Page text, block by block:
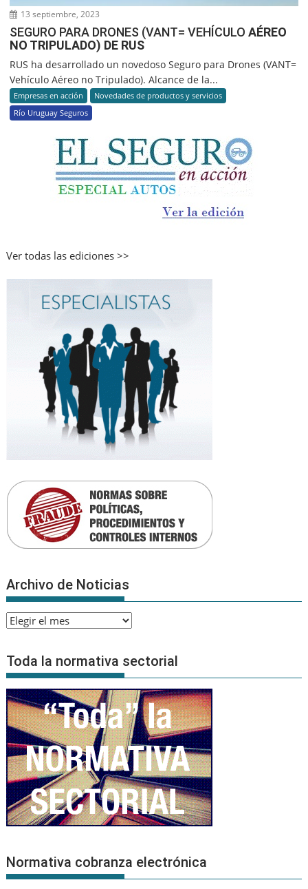
13 septiembre, 2023
SEGURO PARA DRONES (VANT= VEHÍCULOAÉREO
NO TRIPULADO) DE RUS
RUS ha desarrollado un novedoso Seguro para Drones (VANT=
Vehículo Aéreo no Tripulado). Alcance de la...
Empresas en acción
Novedades de productos y servicios
Río Uruguay Seguros
Ver todas las ediciones >>
Archivo de Noticias
Archivo
Noticias
Toda la normativa sectorial
Normativa cobranza electrónica